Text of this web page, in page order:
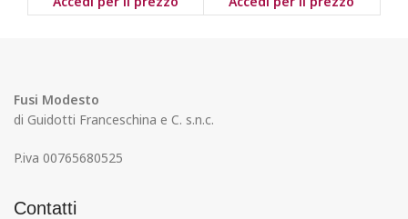
Fusi Modesto
di Guidotti Franceschina e C. s.n.c.
P.iva 00765680525
Contatti